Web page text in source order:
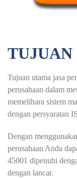
TUJUAN
Tujuan utama jasa
perusahaan dalam
memelihara sistem
dengan persyaratan
Dengan
perusahaan Anda
45001 dipenuhi
dengan lancar.